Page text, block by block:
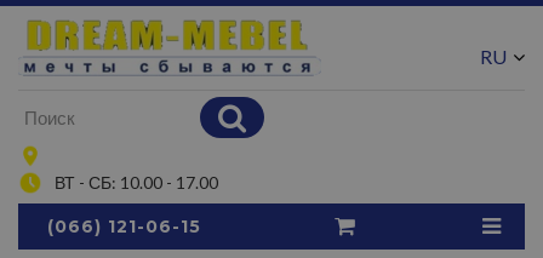
ВТ - СБ: 10.00 - 17.00
RU
(066) 121-06-15